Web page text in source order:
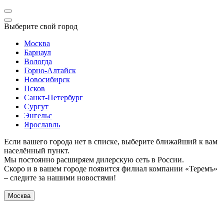
Выберите свой город
Москва
Барнаул
Вологда
Горно-Алтайск
Новосибирск
Псков
Санкт-Петербург
Сургут
Энгельс
Ярославль
Если вашего города нет в списке, выберите ближайший к вам
населённый пункт.
Мы постоянно расширяем дилерскую сеть в России.
Скоро и в вашем городе появится филиал компании «Теремъ»
– следите за нашими новостями!
Москва